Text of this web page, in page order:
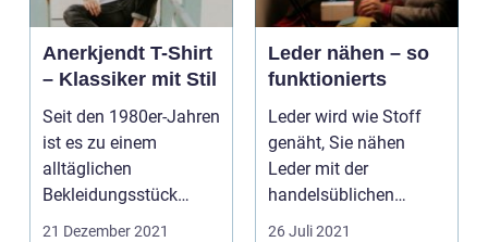
Anerkjendt T-Shirt
– Klassiker mit Stil
Seit den 1980er-Jahren
ist es zu einem
alltäglichen
Bekleidungsstück
geworden, das T-Shirt...
21 Dezember 2021
Leder nähen – so
funktionierts
Leder wird wie Stoff
genäht, Sie nähen
Leder mit der
handelsüblichen
Nähmaschine.
26 Juli 2021